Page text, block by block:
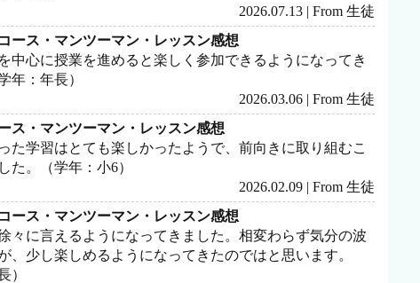
2026.07.13 | From 生徒
ース・マンツーマン・レッスン感想
中心に授業を進めると楽しく参加できるようになってき
年：年長）
2026.03.06 | From 生徒
ス・マンツーマン・レッスン感想
た学習はとても楽しかったようで、前向きに取り組むこ
た。（学年：小6）
2026.02.09 | From 生徒
ース・マンツーマン・レッスン感想
々に言えるようになってきました。相変わらず気分の波
、少し楽しめるようになってきたのではと思います。
）